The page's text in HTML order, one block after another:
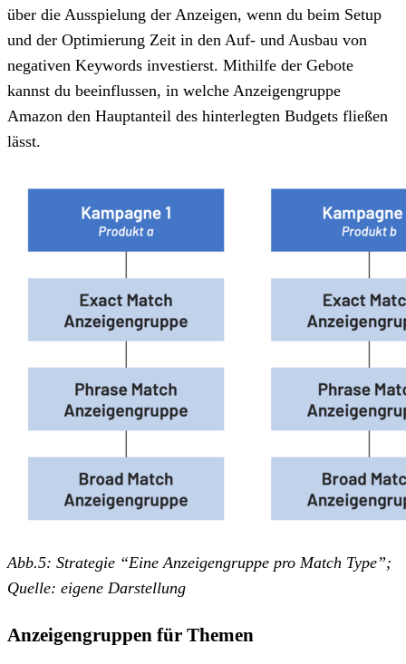
über die Ausspielung der Anzeigen, wenn du beim Setup
und der Optimierung Zeit in den Auf- und Ausbau von
negativen Keywords investierst. Mithilfe der Gebote
kannst du beeinflussen, in welche Anzeigengruppe
Amazon den Hauptanteil des hinterlegten Budgets fließen
lässt.
Abb.5: Strategie “Eine Anzeigengruppe pro Match Type”;
Quelle: eigene Darstellung
Anzeigengruppen für Themen